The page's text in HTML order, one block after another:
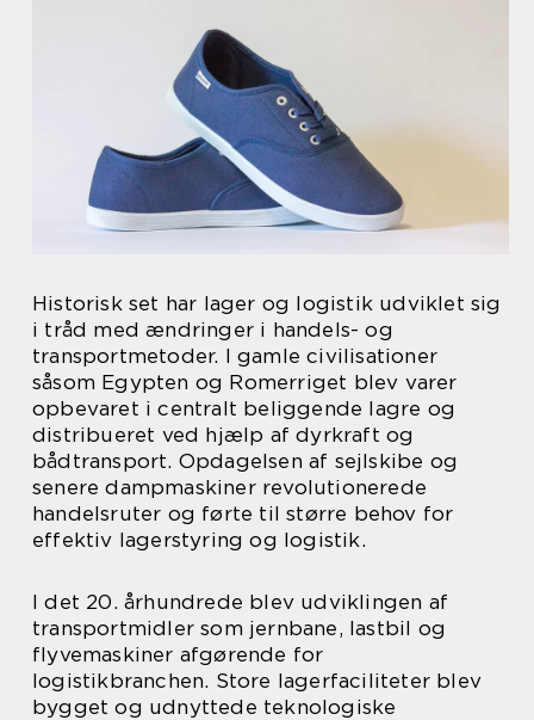
Historisk set har lager og logistik udviklet sig
i tråd med ændringer i handels- og
transportmetoder. I gamle civilisationer
såsom Egypten og Romerriget blev varer
opbevaret i centralt beliggende lagre og
distribueret ved hjælp af dyrkraft og
bådtransport. Opdagelsen af sejlskibe og
senere dampmaskiner revolutionerede
handelsruter og førte til større behov for
effektiv lagerstyring og logistik.
I det 20. århundrede blev udviklingen af
transportmidler som jernbane, lastbil og
flyvemaskiner afgørende for
logistikbranchen. Store lagerfaciliteter blev
bygget og udnyttede teknologiske